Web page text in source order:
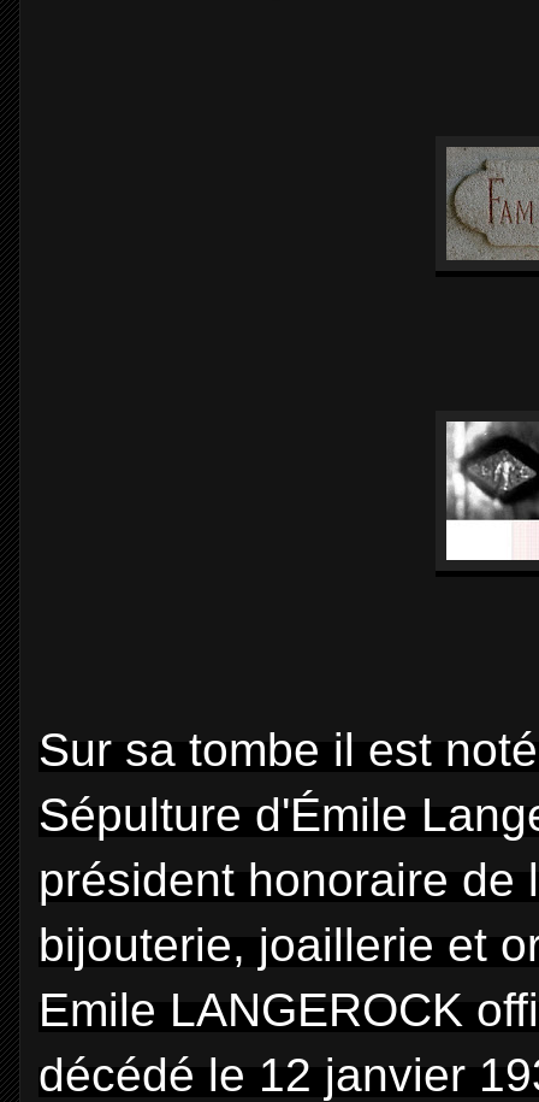
Sur sa tombe il est
Sépulture d'Émile
président honoraire de
bijouterie, joaillerie et
Emile LANGEROCK
décédé le 12 janvier